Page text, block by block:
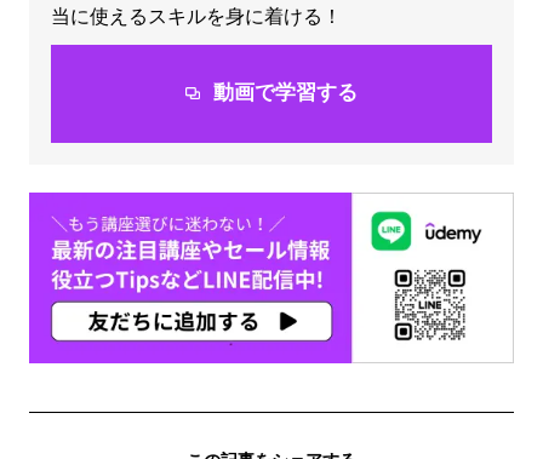
当に使えるスキルを身に着ける！
動画で学習する